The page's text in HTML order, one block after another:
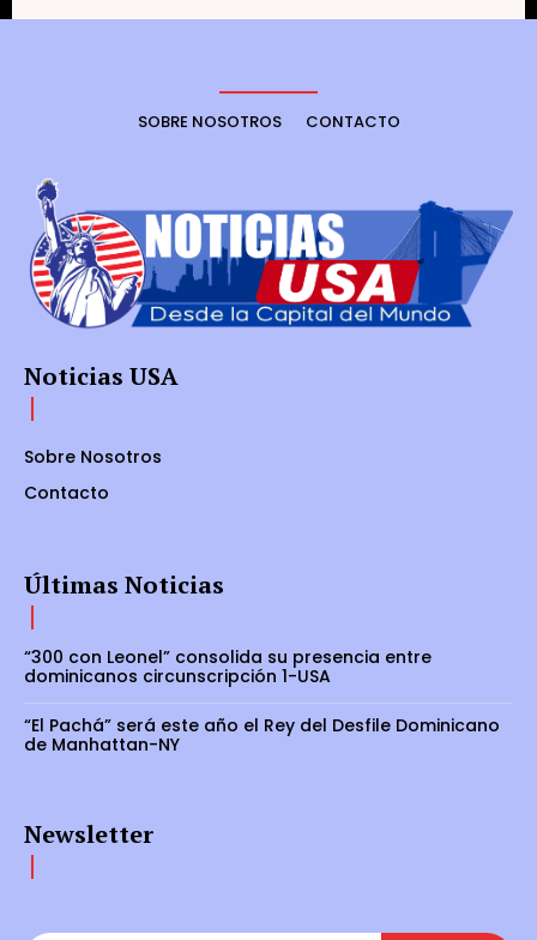
SOBRE NOSOTROS CONTACTO
Noticias USA
Sobre Nosotros
Contacto
Últimas Noticias
“300 con Leonel” consolida su presencia entre
dominicanos circunscripción 1-USA
“El Pachá” será este año el Rey del Desfile Dominicano
de Manhattan-NY
Newsletter